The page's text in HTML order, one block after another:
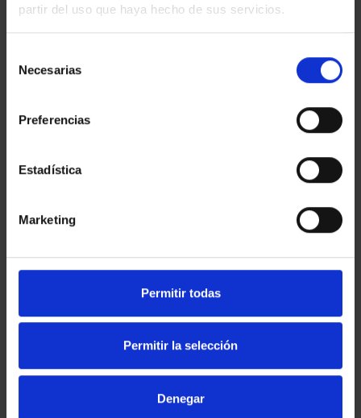
partir del uso que haya hecho de sus servicios.
Necesarias
Preferencias
Estadística
Marketing
Permitir todas
Permitir la selección
Denegar
Discos de láminas de fieltro, con placa de apoyo